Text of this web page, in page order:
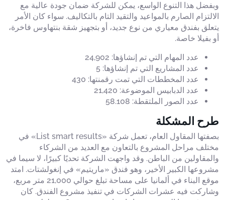
وبفضل هذا التنوع الواسع، يمكن للشركة ضمان جودة عالية مع
الالتزام الصارم بالمواعيد والتقيد التام بالتكاليف. سواء كان الأمر
يتعلق بفندق معياري من نوع جديد، أو بتجهيز شقة بنتهاوس فاخرة،
أو بفيلا خاصة.
عدد المهام التي تم إنشاؤها: 24,902
عدد المشاريع التي تم إنشاؤها: 5
عدد المخططات التي تمت رقمنتها: 430
عدد الدبابيس الموضوعة: 21,420
عدد الصور الملتقطة: 58.108
طرح المشكلة
بصفتها المقاول العام، تعمل شركة «List smart results» في
مختلف مراحل المشروع بالتعاون مع العديد من الشركاء
والمقاولين من الباطن. وقد واجهت الشركة تحديًا كبيرًا، لا سيما في
مشروعها الكبير الأخير، وهو فندق «ماريتيم» في إنغولشتات. امتد
موقع البناء في ألمانيا على مساحة تبلغ حوالي 21,000 متر مربع،
وشاركت فيه عشرات الشركات في تنفيذ مشروع الفندق. كان